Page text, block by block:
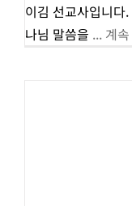
이김 선교사입니다
나님 말씀을 ... 계